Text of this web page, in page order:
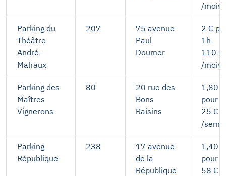
/mois
Parking du
Théâtre
André-
Malraux
207
75 avenue
Paul
Doumer
2 €
1h
110 €
/mois
Parking des
Maîtres
Vignerons
80
20 rue des
Bons
Raisins
1,80 €
pour
25 €
/
Parking
République
238
17 avenue
de la
République
1,40 €
pour
58 €